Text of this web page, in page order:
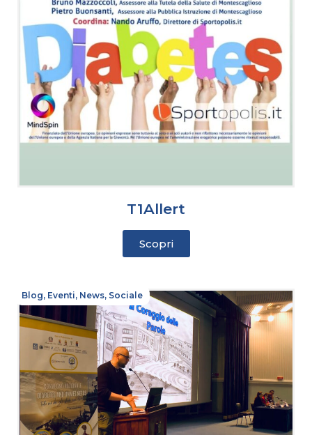
T1Allert
Scopri
Blog, Eventi, News, Sociale